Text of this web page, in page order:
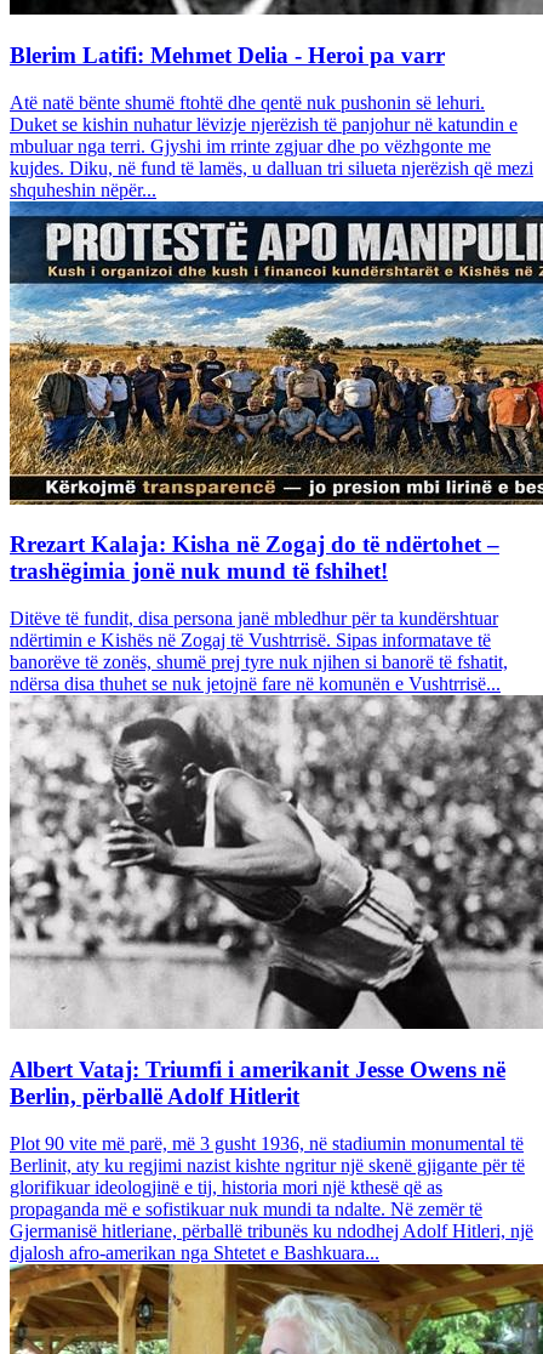
Blerim Latifi: Mehmet Delia - Heroi pa varr
Atë natë bënte shumë ftohtë dhe qentë nuk pushonin së lehuri.
Duket se kishin nuhatur lëvizje njerëzish të panjohur në katundin e
mbuluar nga terri. Gjyshi im rrinte zgjuar dhe po vëzhgonte me
kujdes. Diku, në fund të lamës, u dalluan tri silueta njerëzish që mezi
shquheshin nëpër...
Rrezart Kalaja: Kisha në Zogaj do të ndërtohet –
trashëgimia jonë nuk mund të fshihet!
Ditëve të fundit, disa persona janë mbledhur për ta kundërshtuar
ndërtimin e Kishës në Zogaj të Vushtrrisë. Sipas informatave të
banorëve të zonës, shumë prej tyre nuk njihen si banorë të fshatit,
ndërsa disa thuhet se nuk jetojnë fare në komunën e Vushtrrisë...
Albert Vataj: Triumfi i amerikanit Jesse Owens në
Berlin, përballë Adolf Hitlerit
Plot 90 vite më parë, më 3 gusht 1936, në stadiumin monumental të
Berlinit, aty ku regjimi nazist kishte ngritur një skenë gjigante për të
glorifikuar ideologjinë e tij, historia mori një kthesë që as
propaganda më e sofistikuar nuk mundi ta ndalte. Në zemër të
Gjermanisë hitleriane, përballë tribunës ku ndodhej Adolf Hitleri, një
djalosh afro-amerikan nga Shtetet e Bashkuara...